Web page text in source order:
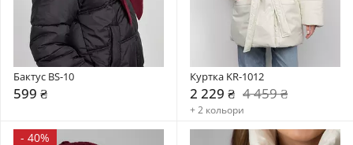
Бактус BS-10
599 ₴
Куртка KR-1012
2 229 ₴ 4 459 ₴
+ 2 кольори
- 40%